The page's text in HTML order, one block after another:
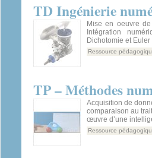
TD Ingénierie
Mise en oeuvre
Intégration
Dichotomie et Euler
Ressource
TP – Méthodes
Acquisition de
comparaison au
œuvre d’une
Ressource